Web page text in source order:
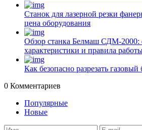
Станок для лазерной резки
цена оборудования
Обзор станка Белмаш СДМ-2000:
характеристики и правила
Как безопасно разрезать газовый
0 Комментариев
Популярные
Новые